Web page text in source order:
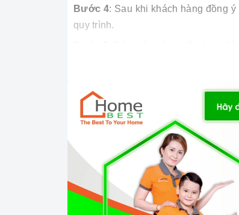
Bước 4: Sau khi khách hàng đồng
quy trình.
3. Quy trình vệ sinh, bảo dưỡng
Bước 1: Kiểm tra tình trạng và sử
: Vệ sinh chi tiết các linh
các linh kiện.
: Giới thiệu khách sử dụng
Bước 4: Hướng dẫn sử dụng và vệ